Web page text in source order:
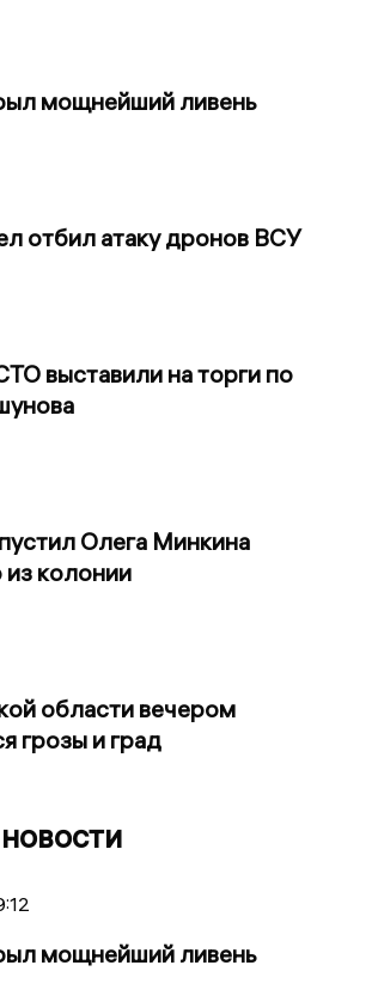
мощнейший ливень
отбил атаку дронов ВСУ
выставили на торги по
Олега Минкина
колонии
области вечером
грозы и град
мощнейший ливень